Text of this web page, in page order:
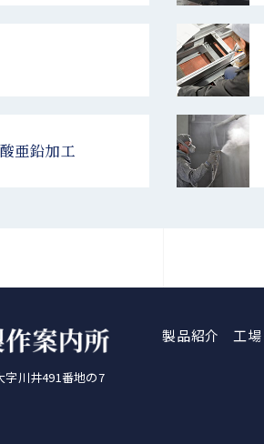
亜鉛加工
字川井491番地の7
製品紹介 工